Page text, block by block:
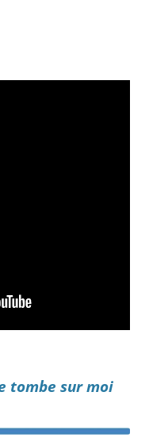
tombe sur moi